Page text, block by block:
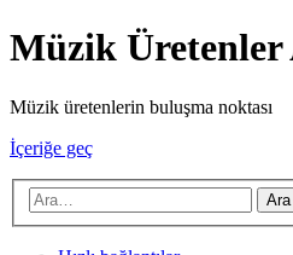
Müzik Üretenler
Müzik üretenlerin buluşma noktası
İçeriğe geç
Ara